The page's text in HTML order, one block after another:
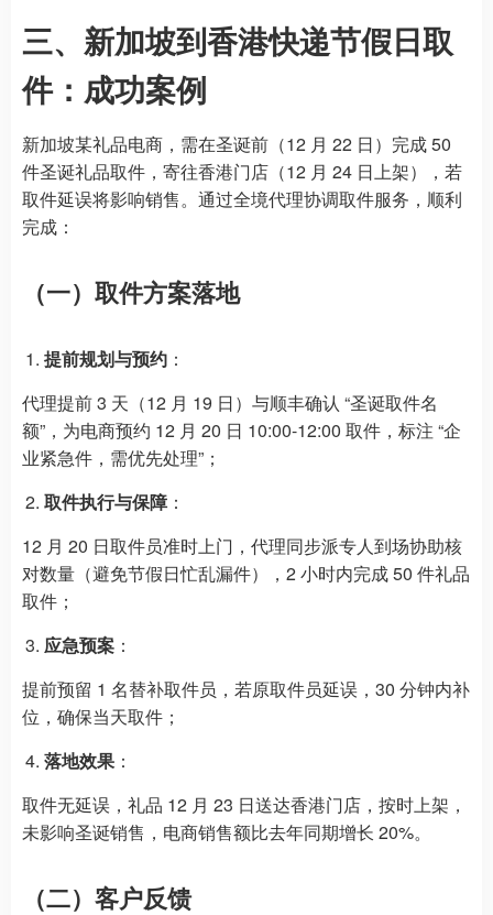
三、新加坡到香港快递节假日取
件：成功案例
新加坡某礼品电商，需在圣诞前（12 月 22 日）完成 50
件圣诞礼品取件，寄往香港门店（12 月 24 日上架），若
取件延误将影响销售。通过全境代理协调取件服务，顺利
完成：
（一）取件方案落地
提前规划与预约 ：
代理提前 3 天（12 月 19 日）与顺丰确认 “圣诞取件名
额”，为电商预约 12 月 20 日 10:00-12:00 取件，标注 “企
业紧急件，需优先处理”；
取件执行与保障 ：
12 月 20 日取件员准时上门，代理同步派专人到场协助核
对数量（避免节假日忙乱漏件），2 小时内完成 50 件礼品
取件；
应急预案 ：
提前预留 1 名替补取件员，若原取件员延误，30 分钟内补
位，确保当天取件；
落地效果 ：
取件无延误，礼品 12 月 23 日送达香港门店，按时上架，
未影响圣诞销售，电商销售额比去年同期增长 20%。
（二）客户反馈